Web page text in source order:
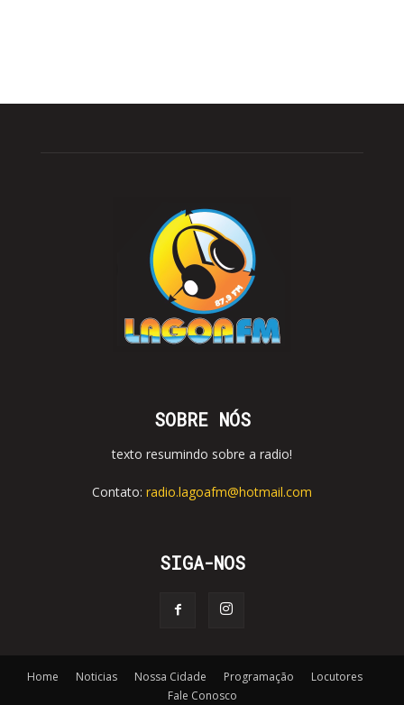
SOBRE NÓS
texto resumindo sobre a radio!
Contato: radio.lagoafm@hotmail.com
SIGA-NOS
Home Noticias Nossa Cidade Programação
Locutores
Fale Conosco